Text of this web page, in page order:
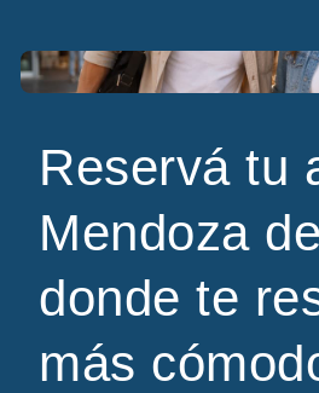
Reservá tu
Mendoza
donde te
más